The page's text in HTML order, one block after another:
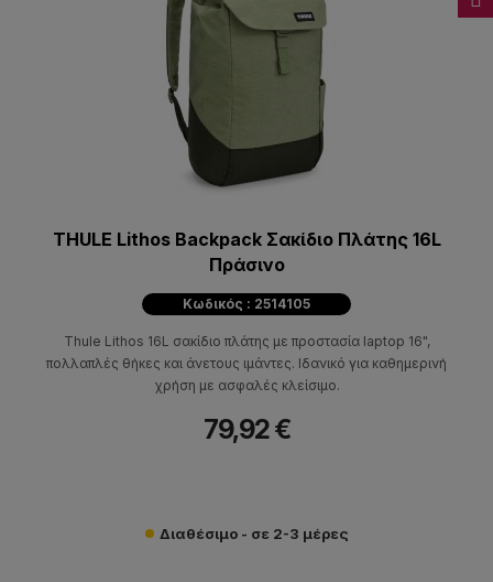
THULE Lithos Backpack Σακίδιο Πλάτης 16L
Πράσινο
Κωδικός : 2514105
Thule Lithos 16L σακίδιο πλάτης με προστασία laptop 16",
πολλαπλές θήκες και άνετους ιμάντες. Ιδανικό για καθημερινή
χρήση με ασφαλές κλείσιμο.
79,92 €
Διαθέσιμο - σε 2-3 μέρες